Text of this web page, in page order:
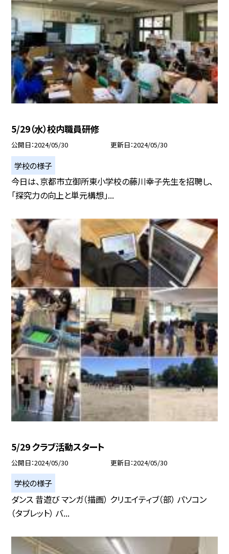
5/29（水）校内職員研修
公開日 2024/05/30 更新日 2024/05/30
学校の様子
今日は、京都市立御所東小学校の藤川幸子先生を招聘し、
「探究力の向上と単元構想」...
5/29 クラブ活動スタート
公開日 2024/05/30 更新日 2024/05/30
学校の様子
ダンス 昔遊び マンガ（描画） クリエイティブ（部） パソコン
（タブレット） バ...